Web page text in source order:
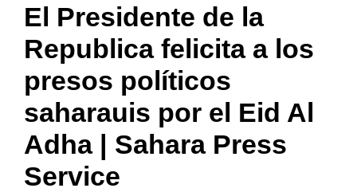
El Presidente de la
Republica felicita a los
presos políticos
saharauis por el Eid Al
Adha | Sahara Press
Service